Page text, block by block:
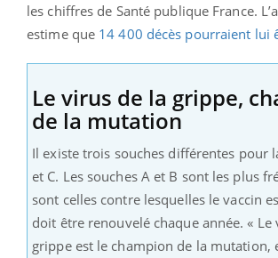
les chiffres de Santé publique France.
estime que 14 400 décès pourraient lui
Le virus de la grippe,
de la mutation
Il existe trois souches différentes pour
et C. Les souches A et B sont les plus
sont celles contre lesquelles le vaccin
doit être renouvelé chaque année. « Le
grippe est le champion de la mutation,